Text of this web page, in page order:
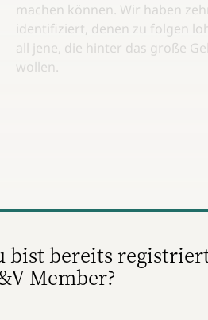
machen können. Wir haben
identifiziert, denen zu folgen
all jene, die hinter das große
wollen.
bist bereits
Member?